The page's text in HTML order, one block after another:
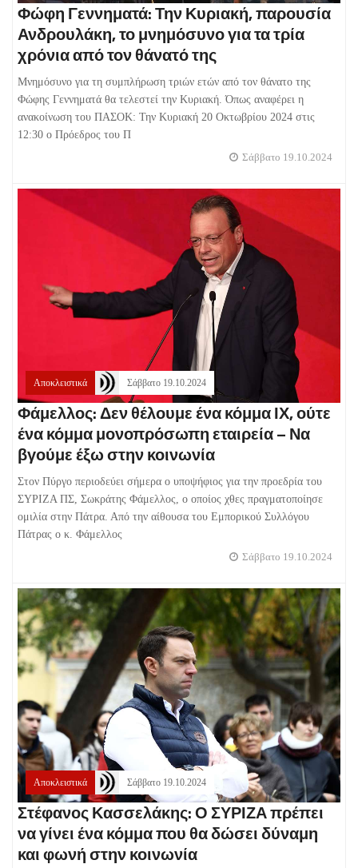
Φώφη Γεννηματά: Την Κυριακή, παρουσία
Ανδρουλάκη, το μνημόσυνο για τα τρία
χρόνια από τον θάνατό της
Μνημόσυνο για τη συμπλήρωση τριών ετών από τον θάνατο της
Φώφης Γεννηματά θα τελεστεί την Κυριακή. Όπως αναφέρει η
ανακοίνωση του ΠΑΣΟΚ: Την Κυριακή 20 Οκτωβρίου 2024 στις
12:30 ο Πρόεδρος του Π
Σάββατο 19.10.2024
Αποκλειστικά Σάββατο 19.10.2024
Φάμελλος: Δεν θέλουμε ένα κόμμα ΙΧ, ούτε
ένα κόμμα μονοπρόσωπη εταιρεία – Να
βγούμε έξω στην κοινωνία
Στον Πύργο περιοδεύει σήμερα ο υποψήφιος για την προεδρία του
ΣΥΡΙΖΑ ΠΣ, Σωκράτης Φάμελλος, ο οποίος χθες πραγματοποίησε
ομιλία στην Πάτρα. Από την αίθουσα του Εμπορικού Συλλόγου
Πάτρας ο κ. Φάμελλος
Σάββατο 19.10.2024
Αποκλειστικά Σάββατο 19.10.2024
Στέφανος Κασσελάκης: Ο ΣΥΡΙΖΑ πρέπει
να γίνει ένα κόμμα που θα δώσει δύναμη
και φωνή στην κοινωνία